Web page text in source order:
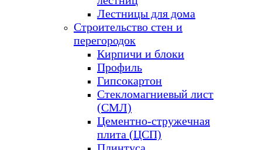
Лестницы для дома
Строительство стен и
перегородок
Кирпичи и блоки
Профиль
Гипсокартон
Стекломагниевый лист
(СМЛ)
Цементно-стружечная
плита (ЦСП)